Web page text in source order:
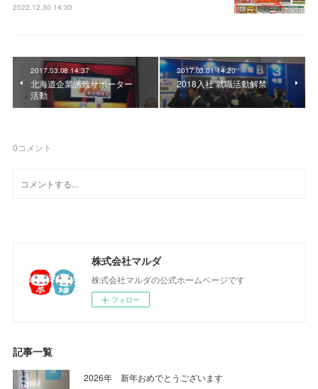
2022.12.30 14:30
2017.03.08 14:37
北海道企業誘致サポーター
活動
2017.03.01 14:20
2018入社 就職活動解禁
0コメント
株式会社マルダ
株式会社マルダの公式ホームページです
フォロー
記事一覧
2026年 新年おめでとうございます